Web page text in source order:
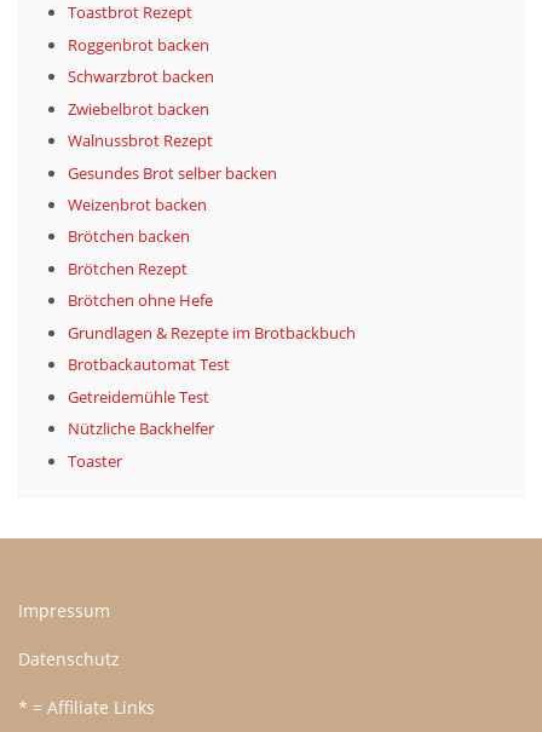
Toastbrot Rezept
Roggenbrot backen
Schwarzbrot backen
Zwiebelbrot backen
Walnussbrot Rezept
Gesundes Brot selber backen
Weizenbrot backen
Brötchen backen
Brötchen Rezept
Brötchen ohne Hefe
Grundlagen & Rezepte im Brotbackbuch
Brotbackautomat Test
Getreidemühle Test
Nützliche Backhelfer
Toaster
Impressum
Datenschutz
* = Affiliate Links